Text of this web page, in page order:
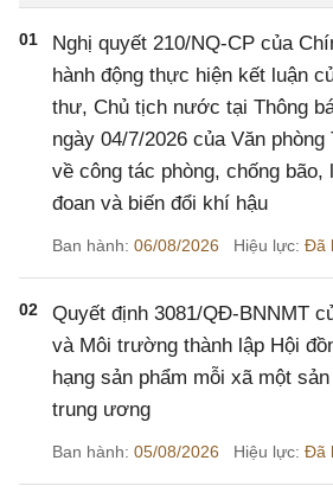
01
Nghị quyết 210/NQ-CP của
hành động thực hiện kết luận
thư, Chủ tịch nước tại Thông
ngày 04/7/2026 của Văn
về công tác phòng, chống
đoan và biến đổi khí hậu
Ban hành: 06/08/2026 Hiệu lực: Đã
02
Quyết định 3081/QĐ-BNNMT
và Môi trường thành lập Hội
hạng sản phẩm mỗi xã một
trung ương
Ban hành: 05/08/2026 Hiệu lực: Đã